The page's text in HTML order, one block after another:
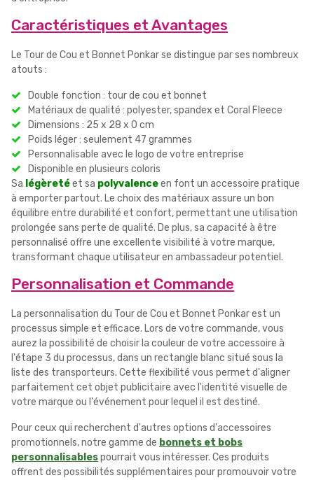
Caractéristiques et Avantages
Le Tour de Cou et Bonnet Ponkar se distingue par ses nombreux
atouts :
Double fonction : tour de cou et bonnet
Matériaux de qualité : polyester, spandex et Coral Fleece
Dimensions : 25 x 28 x 0 cm
Poids léger : seulement 47 grammes
Personnalisable avec le logo de votre entreprise
Disponible en plusieurs coloris
Sa légèretéet sa polyvalenceen font un accessoire pratique
à emporter partout. Le choix des matériaux assure un bon
équilibre entre durabilité et confort, permettant une utilisation
prolongée sans perte de qualité. De plus, sa capacité à être
personnalisé offre une excellente visibilité à votre marque,
transformant chaque utilisateur en ambassadeur potentiel.
Personnalisation et Commande
La personnalisation du Tour de Cou et Bonnet Ponkar est un
processus simple et efficace. Lors de votre commande, vous
aurez la possibilité de choisir la couleur de votre accessoire à
l'étape 3 du processus, dans un rectangle blanc situé sous la
liste des transporteurs. Cette flexibilité vous permet d'aligner
parfaitement cet objet publicitaire avec l'identité visuelle de
votre marque ou l'événement pour lequel il est destiné.
Pour ceux qui recherchent d'autres options d'accessoires
promotionnels, notre gamme de bonnets et bobs
personnalisablespourrait vous intéresser. Ces produits
offrent des possibilités supplémentaires pour promouvoir votre